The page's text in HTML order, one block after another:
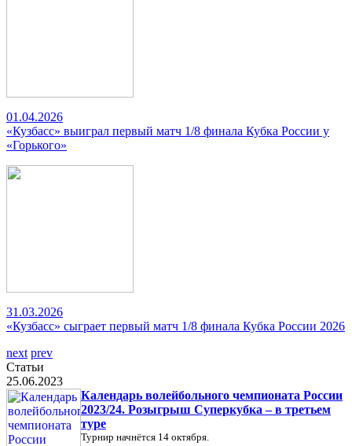
01.04.2026
«Кузбасс» выиграл первый матч 1/8 финала Кубка России у
«Горького»
31.03.2026
«Кузбасс» сыграет первый матч 1/8 финала Кубка России 2026
next prev
Статьи
25.06.2023
Календарь волейбольного чемпионата России
2023/24. Розыгрыш Суперкубка – в третьем
туре
Турнир начнётся 14 октября.